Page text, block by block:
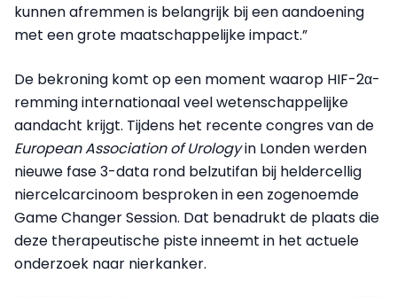
kunnen afremmen is belangrijk bij een aandoening
met een grote maatschappelijke impact.”
De bekroning komt op een moment waarop HIF-2α-
remming internationaal veel wetenschappelijke
aandacht krijgt. Tijdens het recente congres van de
European Association of Urologyin Londen werden
nieuwe fase 3-data rond belzutifan bij heldercellig
niercelcarcinoom besproken in een zogenoemde
Game Changer Session. Dat benadrukt de plaats die
deze therapeutische piste inneemt in het actuele
onderzoek naar nierkanker.